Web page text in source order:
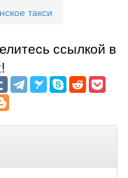
такси
ссылкой в